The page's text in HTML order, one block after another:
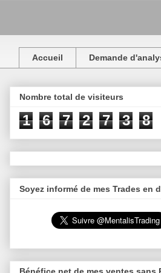
Accueil Demande
Nombre total de visiteurs
1 6 7 2 7 3 8
Soyez informé de mes Trades en